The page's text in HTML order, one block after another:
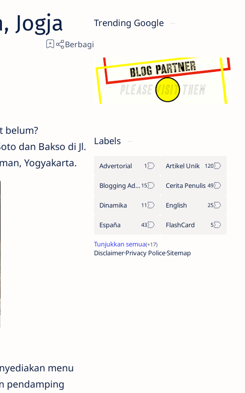
Jogja
belum?
dan Bakso di Jl.
Yogyakarta.
menu
pendamping
Trending Google
Labels
Advertorial Artikel Unik
Blogging Adsense Cerita Penulis
Dinamika English
España FlashCard
Disclaimer Privacy PoliceSitemap